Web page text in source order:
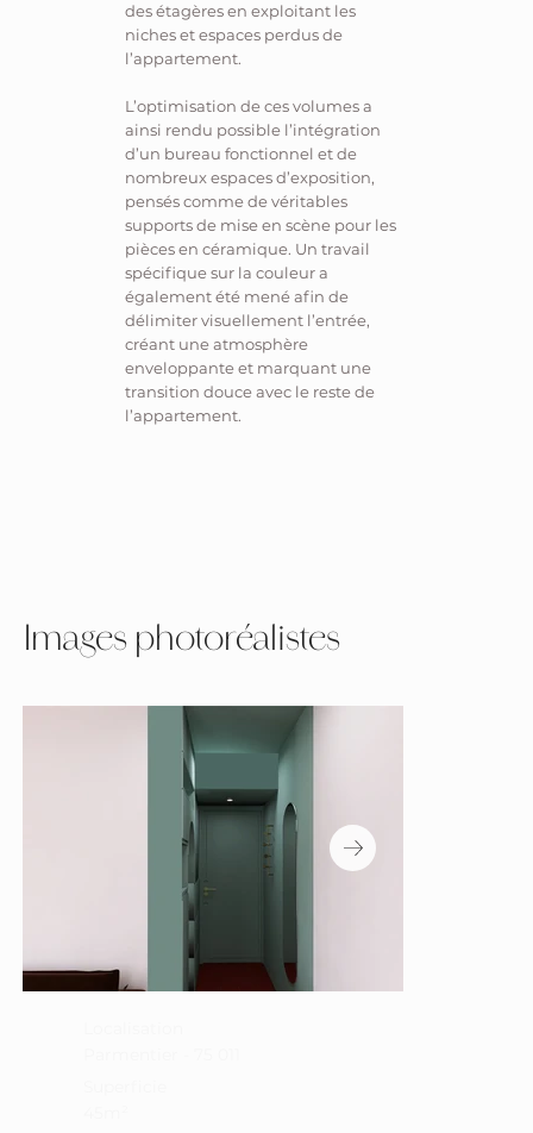
des étagères en exploitant les
niches et espaces perdus de
l’appartement.
L’optimisation de ces volumes a
ainsi rendu possible l’intégration
d’un bureau fonctionnel et de
nombreux espaces d’exposition,
pensés comme de véritables
supports de mise en scène pour les
pièces en céramique. Un travail
spécifique sur la couleur a
également été mené afin de
délimiter visuellement l’entrée,
créant une atmosphère
enveloppante et marquant une
transition douce avec le reste de
l’appartement.
Images photoréalistes